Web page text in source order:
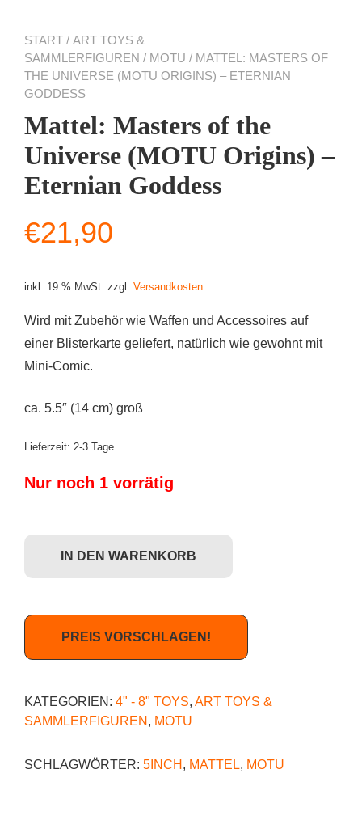
START / ART TOYS &
SAMMLERFIGUREN / MOTU / MATTEL: MASTERS OF
THE UNIVERSE (MOTU ORIGINS) – ETERNIAN
GODDESS
Mattel: Masters of the
Universe (MOTU Origins) –
Eternian Goddess
€21,90
inkl. 19 % MwSt. zzgl. Versandkosten
Wird mit Zubehör wie Waffen und Accessoires auf
einer Blisterkarte geliefert, natürlich wie gewohnt mit
Mini-Comic.
ca. 5.5″ (14 cm) groß
Lieferzeit: 2-3 Tage
Nur noch 1 vorrätig
IN DEN WARENKORB
PREIS VORSCHLAGEN!
KATEGORIEN: 4" - 8" TOYS, ART TOYS &
SAMMLERFIGUREN , MOTU
SCHLAGWÖRTER: 5INCH , MATTEL, MOTU